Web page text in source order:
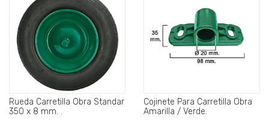
Rueda Carretilla Obra Standar
350 x 8 mm. .
Cojinete Para Carretilla Obra
Amarilla / Verde.